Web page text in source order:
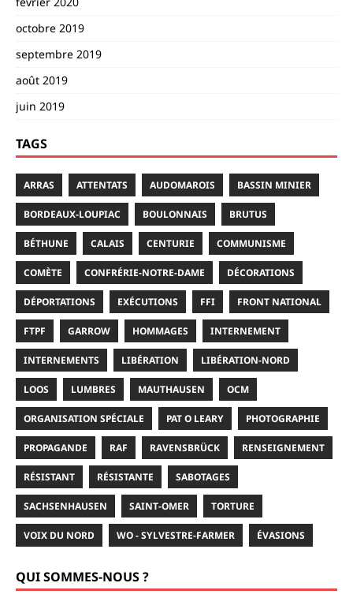
octobre 2019
septembre 2019
août 2019
juin 2019
TAGS
ARRAS ATTENTATS AUDOMAROIS BASSIN MINIER
BORDEAUX-LOUPIAC BOULONNAIS BRUTUS
BÉTHUNE CALAIS CENTURIE COMMUNISME
COMÈTE CONFRÉRIE-NOTRE-DAME DÉCORATIONS
DÉPORTATIONS EXÉCUTIONS FFI FRONT NATIONAL
FTPF GARROW HOMMAGES INTERNEMENT
INTERNEMENTS LIBÉRATION LIBÉRATION-NORD
LOOS LUMBRES MAUTHAUSEN OCM
ORGANISATION SPÉCIALE PAT O LEARY PHOTOGRAPHIE
PROPAGANDE RAF RAVENSBRÜCK RENSEIGNEMENT
RÉSISTANT RÉSISTANTE SABOTAGES
SACHSENHAUSEN SAINT-OMER TORTURE
VOIX DU NORD WO - SYLVESTRE-FARMER ÉVASIONS
QUI SOMMES-NOUS ?